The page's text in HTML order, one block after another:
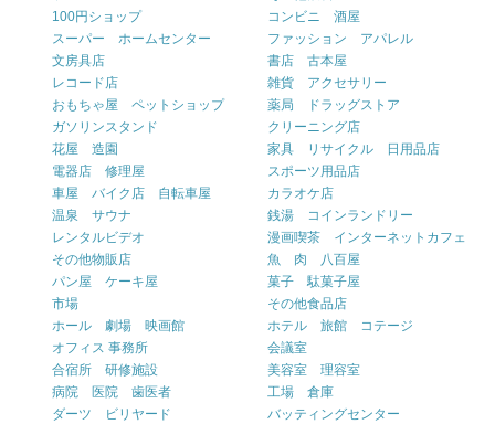
100円ショップ
コンビニ 酒屋
スーパー ホームセンター
ファッション アパレル
文房具店
書店 古本屋
レコード店
雑貨 アクセサリー
おもちゃ屋 ペットショップ
薬局 ドラッグストア
ガソリンスタンド
クリーニング店
花屋 造園
家具 リサイクル 日用品店
電器店 修理屋
スポーツ用品店
車屋 バイク店 自転車屋
カラオケ店
温泉 サウナ
銭湯 コインランドリー
レンタルビデオ
漫画喫茶 インターネットカフェ
その他物販店
魚 肉 八百屋
パン屋 ケーキ屋
菓子 駄菓子屋
市場
その他食品店
ホール 劇場 映画館
ホテル 旅館 コテージ
オフィス 事務所
会議室
合宿所 研修施設
美容室 理容室
病院 医院 歯医者
工場 倉庫
ダーツ ビリヤード
バッティングセンター